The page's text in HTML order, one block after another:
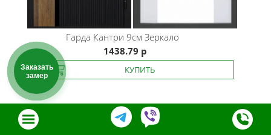
Гарда Кантри 9см Зеркало
1438.79 р
Заказать
замер